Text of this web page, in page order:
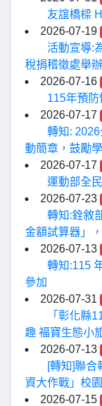
友誼橋樑
2026-07-19
活動宣導:
稅捐稽徵處舉
2026-07-16
115年預
2026-07-17
轉知:
動簡章，鼓勵
2026-07-17
運動部全
2026-07-23
轉知:銓敘
金額試算器」
2026-07-13
轉知:115
參加
2026-07-31
「彰化縣
趣 福寶生態小
2026-07-13
[轉知]聯合
資大作戰」校
2026-07-15